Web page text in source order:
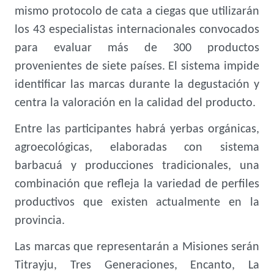
mismo protocolo de cata a ciegas que utilizarán
los 43 especialistas internacionales convocados
para evaluar más de 300 productos
provenientes de siete países. El sistema impide
identificar las marcas durante la degustación y
centra la valoración en la calidad del producto.
Entre las participantes habrá yerbas orgánicas,
agroecológicas, elaboradas con sistema
barbacuá y producciones tradicionales, una
combinación que refleja la variedad de perfiles
productivos que existen actualmente en la
provincia.
Las marcas que representarán a Misiones serán
Titrayju, Tres Generaciones, Encanto, La